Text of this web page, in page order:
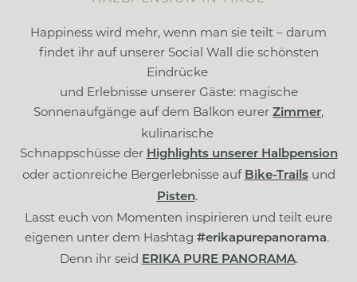
Happiness wird mehr, wenn man sie teilt – darum
findet ihr auf unserer Social Wall die schönsten
Eindrücke
und Erlebnisse unserer Gäste: magische
Sonnenaufgänge auf dem Balkon eurer Zimmer,
kulinarische
Schnappschüsse der Highlights unserer Halbpension
oder actionreiche Bergerlebnisse auf Bike-Trailsund
Pisten.
Lasst euch von Momenten inspirieren und teilt eure
eigenen unter dem Hashtag #erikapurepanorama.
Denn ihr seid ERIKA PURE PANORAMA.